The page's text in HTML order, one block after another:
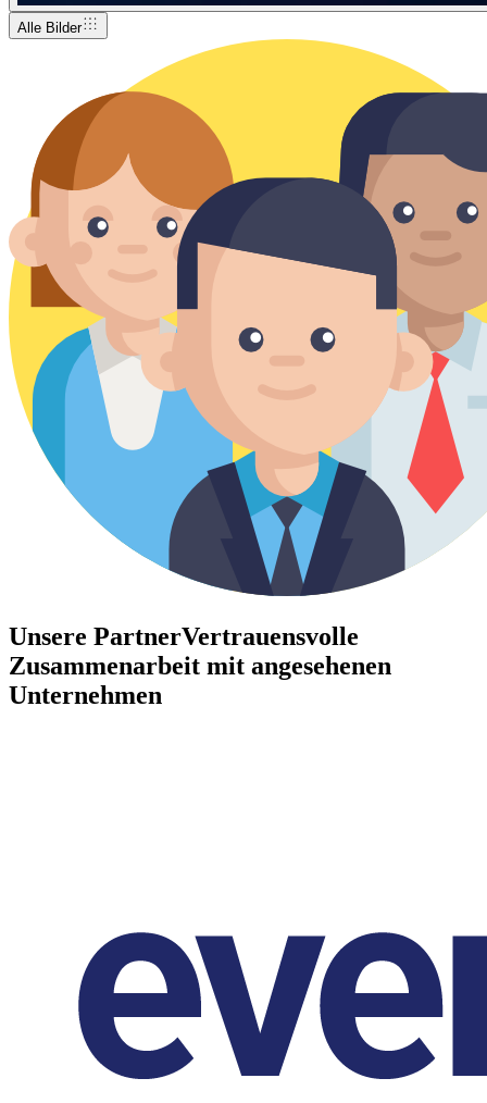
Alle Bilder
Unsere PartnerVertrauensvolle
Zusammenarbeit mit angesehenen
Unternehmen